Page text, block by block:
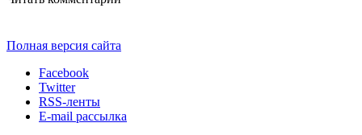
Полная версия сайта
Facebook
Twitter
RSS-ленты
E-mail рассылка